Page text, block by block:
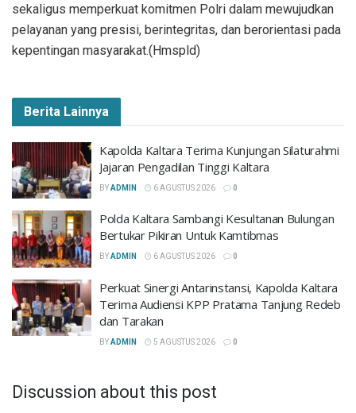
sekaligus memperkuat komitmen Polri dalam mewujudkan
pelayanan yang presisi, berintegritas, dan berorientasi pada
kepentingan masyarakat.(Hmspld)
Berita Lainnya
Kapolda Kaltara Terima Kunjungan Silaturahmi
Jajaran Pengadilan Tinggi Kaltara
BYADMIN 6 AGUSTUS 2026 0
Polda Kaltara Sambangi Kesultanan Bulungan
Bertukar Pikiran Untuk Kamtibmas
BYADMIN 6 AGUSTUS 2026 0
Perkuat Sinergi Antarinstansi, Kapolda Kaltara
Terima Audiensi KPP Pratama Tanjung Redeb
dan Tarakan
BYADMIN 5 AGUSTUS 2026 0
Discussion about this post